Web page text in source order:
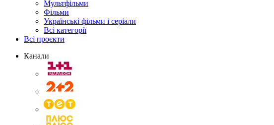
Мультфільми
Фільми
Українські фільми і серіали
Всі категорії
Всі проєкти
Канали